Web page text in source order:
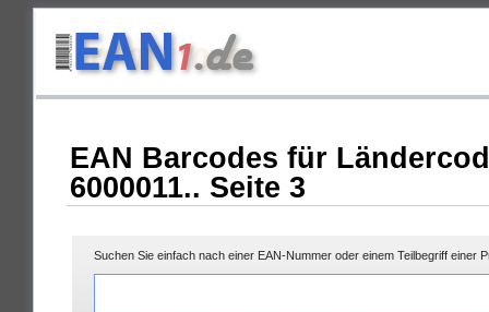
EAN Barcodes für
6000011.. Seite 3
Suchen Sie einfach nach einer EAN-Nummer oder einem Teilbegriff einer